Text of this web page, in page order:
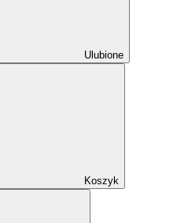
Ulubione
Koszyk